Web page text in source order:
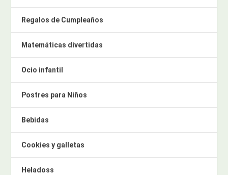
Regalos de Cumpleaños
Matemáticas divertidas
Ocio infantil
Postres para Niños
Bebidas
Cookies y galletas
Heladoss